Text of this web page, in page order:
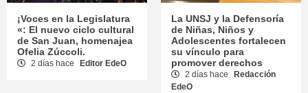
¡Voces en la Legislatura
«: El nuevo ciclo cultural
de San Juan, homenajea
Ofelia Zúccoli.
2 días hace Editor EdeO
La UNSJ y la Defensoría
de Niñas, Niños y
Adolescentes fortalecen
su vínculo para
promover derechos
2 días hace
Redacción
EdeO